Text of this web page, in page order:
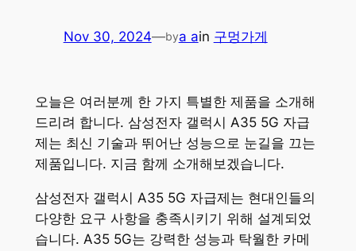
Nov 30, 2024—bya ain 구멍가게
오늘은 여러분께 한 가지 특별한 제품을 소개해
드리려 합니다. 삼성전자 갤럭시 A35 5G 자급
제는 최신 기술과 뛰어난 성능으로 눈길을 끄는
제품입니다. 지금 함께 소개해보겠습니다.
삼성전자 갤럭시 A35 5G 자급제는 현대인들의
다양한 요구 사항을 충족시키기 위해 설계되었
습니다. A35 5G는 강력한 성능과 탁월한 카메